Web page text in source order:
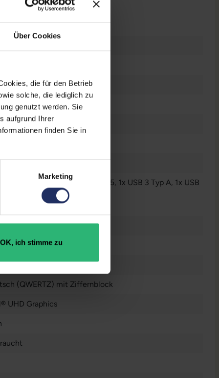
Über Cookies
die für den Betrieb
solche, die lediglich zu
genutzt werden. Sie
aufgrund Ihrer
finden Sie in
Marketing
OK, ich stimme zu
11 Professional
Display
, 1x HDMI, 1x LAN RJ-45, 1x USB 3 Typ A, 1x USB
, 1x W-LAN
Zoll
x 1080 FHD
(QWERTZ) mit Ziffernblock
UHD Graphics